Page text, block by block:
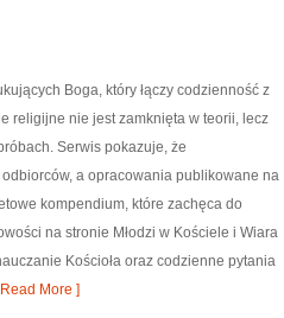
Boga, który łączy codzienność z
religijne nie jest zamknięta w teorii, lecz
Serwis pokazuje, że
a opracowania publikowane na
kompendium, które zachęca do
na stronie Młodzi w Kościele i Wiara
Kościoła oraz codzienne pytania
More ]